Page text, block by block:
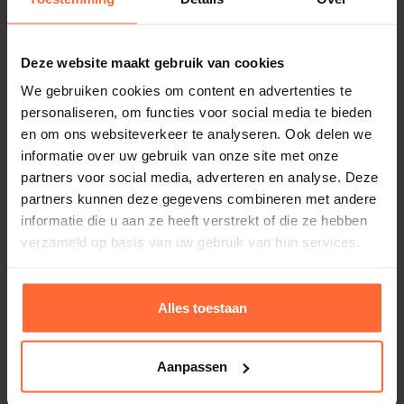
Deze website maakt gebruik van cookies
We gebruiken cookies om content en advertenties te
personaliseren, om functies voor social media te bieden
en om ons websiteverkeer te analyseren. Ook delen we
informatie over uw gebruik van onze site met onze
partners voor social media, adverteren en analyse. Deze
partners kunnen deze gegevens combineren met andere
informatie die u aan ze heeft verstrekt of die ze hebben
verzameld op basis van uw gebruik van hun services.
Alles toestaan
Aanpassen
Leverbaar in de volgende
uitvoeringen
Cubo 7,5 kW, SA-94.5073
Cubo 9,0 kW, SA-94.5074
Cubo 10,5 kW, SA-94.6592
LET OP: Exclusief saunastenen, wil je hierbij ook
saunastenen, bestel dan20 kg saunastenen
72 x 40 x 38,5 cm (hxbxd)
Besturing
Separate besturing benodigd
Softdamp ovens
Kleur
Antraciet
SKU
Mooi design
Duitse top kwaliteit
Alternatieven